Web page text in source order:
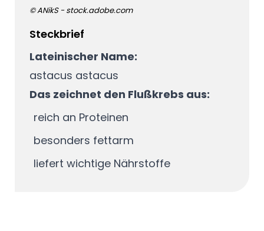
© ANikS - stock.adobe.com
Steckbrief
Lateinischer Name:
astacus astacus
Das zeichnet den Flußkrebs aus:
reich an Proteinen
besonders fettarm
liefert wichtige Nährstoffe